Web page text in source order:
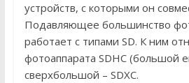
устройств, с которыми он
Подавляющее большинство
работает с типами SD. К ним
фотоаппарата SDHC (большой
сверхбольшой – SDXC.